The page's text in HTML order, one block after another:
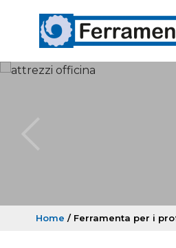
Home / Ferramenta per i